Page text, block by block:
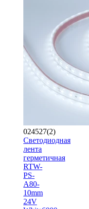
024527(2)
Светодиодная
лента
герметичная
RTW-
PS-
A80-
10mm
24V